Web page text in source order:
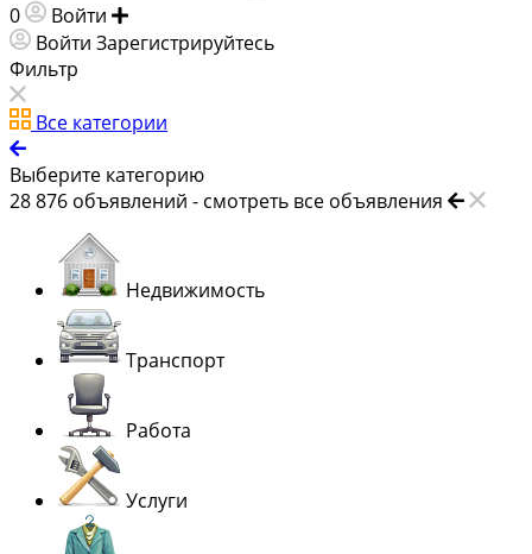
0 Войти
Войти Зарегистрируйтесь
Фильтр
Все категории
Выберите категорию
28 876 объявлений - смотреть все объявления
Недвижимость
Транспорт
Работа
Услуги